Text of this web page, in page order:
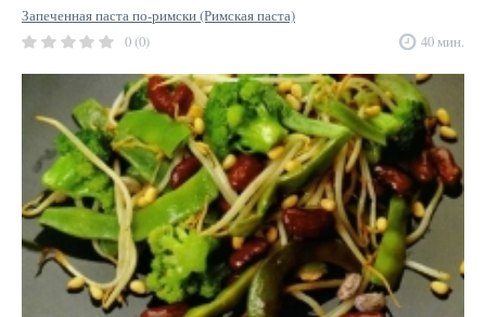
Запеченная паста по-римски (Римская паста)
0 (0)
40 мин.